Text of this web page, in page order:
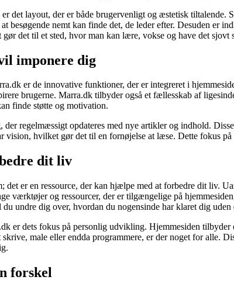
det layout, der er både brugervenligt og æstetisk
besøgende nemt kan finde det, de leder efter. Desuden er
det til et sted, hvor man kan lære, vokse og have det sjovt
imponere dig
er de innovative funktioner, der er integreret i
brugerne. Marra.dk tilbyder også et fællesskab af
finde støtte og motivation.
der regelmæssigt opdateres med nye artikler og indhold.
vision, hvilket gør det til en fornøjelse at læse. Dette fokus
dit liv
det er en ressource, der kan hjælpe med at forbedre dit liv.
værktøjer og ressourcer, der er tilgængelige på
undre dig over, hvordan du nogensinde har klaret dig uden
er dets fokus på personlig udvikling. Hjemmesiden
male eller endda programmere, er der noget for alle.
forskel